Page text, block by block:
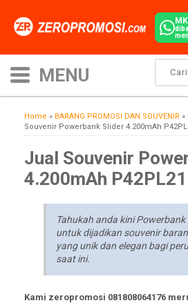
Home » BARANG PROMOSI DAN SOUVENIR »
Souvenir Powerbank Slider 4.200mAh
Jual Souvenir
4.200mAh P42PL21
Tahukah anda kini
untuk dijadikan souvenir
yang unik dan elegan bagi
saat ini.
Kami zeropromosi 081808064176